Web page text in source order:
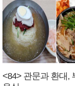
<84> 관문과 환대,